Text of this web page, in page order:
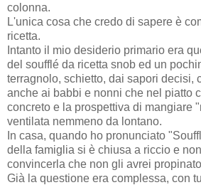
colonna.
L'unica cosa che credo di sapere è
ricetta.
Intanto il mio desiderio primario era
del soufflé da ricetta snob ed un
terragnolo, schietto, dai sapori decisi,
anche ai babbi e nonni che nel piatto
concreto e la prospettiva di mangiare
ventilata nemmeno da lontano.
In casa, quando ho pronunciato
della famiglia si è chiusa a riccio e
convincerla che non gli avrei
Già la questione era complessa, con